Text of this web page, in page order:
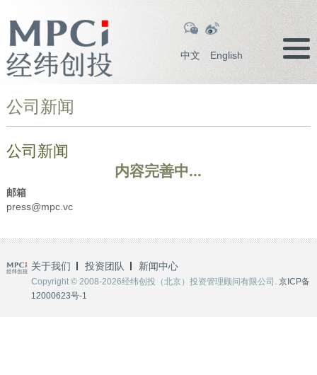
中文 English
公司新闻
公司新闻
内容完善中...
邮箱
press@mpc.vc
关于我们 投资团队 新闻中心
Copyright © 2008-2026经纬创投（北京）投资管理顾问有限公司. 京ICP备
12000623号-1